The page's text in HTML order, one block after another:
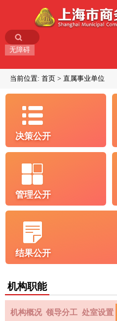
无障碍
当前位置: 首页 直属事业单位
决策公开
管理公开
结果公开
机构职能
机构概况 领导分工 处室设置